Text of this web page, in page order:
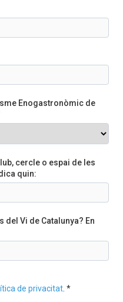
Enogastronòmic de
cercle o espai de les
quin:
del Vi de Catalunya? En
de privacitat . *